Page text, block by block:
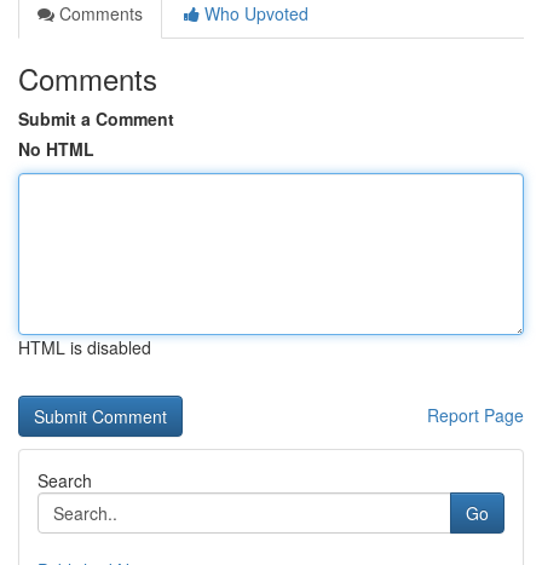
Comments
Who Upvoted
Comments
Submit a Comment
No HTML
HTML is disabled
Report Page
Search
Go